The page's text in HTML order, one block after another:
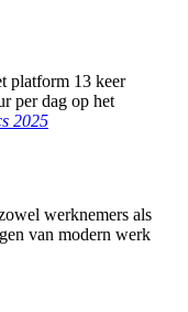
platform 13 keer
per dag op het
2025
werknemers als
van modern werk